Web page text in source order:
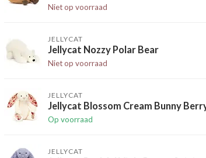
Niet op voorraad
JELLYCAT
Jellycat Nozzy Polar Bear
Niet op voorraad
JELLYCAT
Jellycat Blossom Cream Bunny Berry
Op voorraad
JELLYCAT